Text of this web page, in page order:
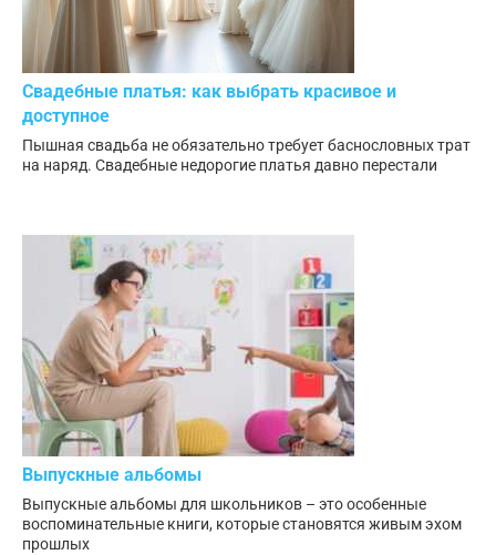
Свадебные платья: как выбрать красивое и
доступное
Пышная свадьба не обязательно требует баснословных трат
на наряд. Свадебные недорогие платья давно перестали
Выпускные альбомы
Выпускные альбомы для школьников – это особенные
воспоминательные книги, которые становятся живым эхом
прошлых